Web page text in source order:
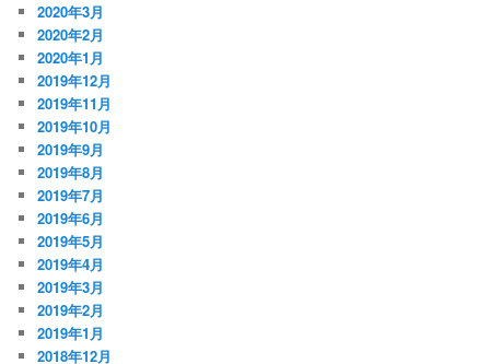
2020年3月
2020年2月
2020年1月
2019年12月
2019年11月
2019年10月
2019年9月
2019年8月
2019年7月
2019年6月
2019年5月
2019年4月
2019年3月
2019年2月
2019年1月
2018年12月